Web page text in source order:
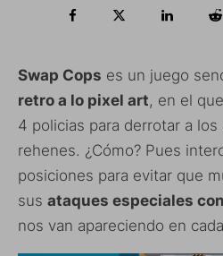
Swap Cops es un juego
retro a lo pixel art, en el
4 policias para derrotar a
rehenes. ¿Cómo? Pues
posiciones para evitar que
sus ataques especiales
nos van apareciendo en